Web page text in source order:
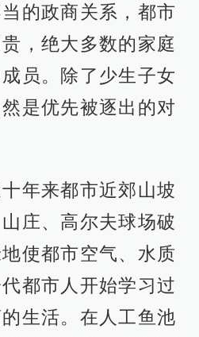
的政商关系，都市
，绝大多数的家庭
员。除了少生子女
是优先被逐出的对
年来都市近郊山坡
庄、高尔夫球场破
使都市空气、水质
都市人开始学习过
生活。在人工鱼池